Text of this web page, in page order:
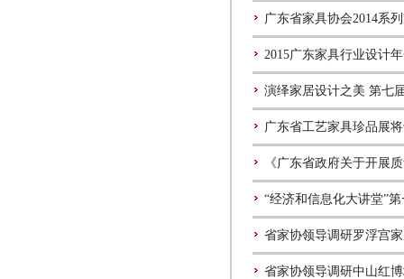
广东省家具协会2014系
2015广东家具行业设计
演绎家居设计之美 第七
广东省工艺家具珍品展
《广东省政府关于开展
“经济和信息化大讲堂”
省家协领导调研罗浮宫
省家协领导调研中山红